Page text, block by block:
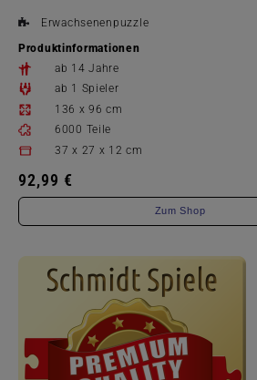
Erwachsenenpuzzle
Produktinformationen
ab 14 Jahre
ab 1 Spieler
136 x 96 cm
6000 Teile
37 x 27 x 12 cm
92,99 €
Zum Shop